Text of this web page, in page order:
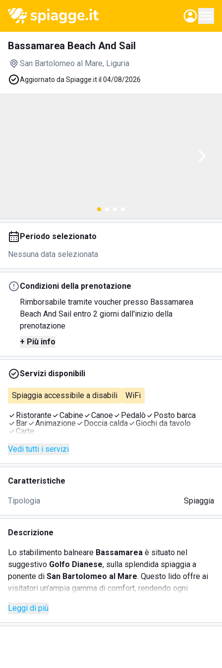
Bassamarea Beach And Sail
San Bartolomeo al Mare, Liguria
Aggiornato da Spiagge.it il 04/08/2026
Periodo selezionato
Nessuna data selezionata
Condizioni della prenotazione
Rimborsabile tramite voucher presso Bassamarea
Beach And Sail entro 2 giorni dall'inizio della
prenotazione
+ Più info
Servizi disponibili
Spiaggia accessibile a disabili WiFi
Ristorante Cabine Canoe Pedalò
Posto barca
Bar
Animazione Doccia calda
Giochi da tavolo
Carte
Vedi tutti i servizi
Caratteristiche
Tipologia Spiaggia
Descrizione
Lo stabilimento balneare Bassamarea è situato nel
suggestivo Golfo Dianese, sulla splendida spiaggia a
ponente di San Bartolomeo al Mare. Questo lido offre ai
visitatori un’ampia gamma di comfort, rendendo ogni
sono docce calde e fredde, aree spogliatoio, e cabine
deposito per riporre in sicurezza gli effetti personali.
Leggi di più